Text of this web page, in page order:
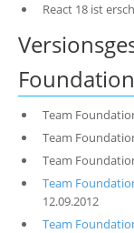
React 18 ist
Team
Team
Team
Team
12.09.2012
Team